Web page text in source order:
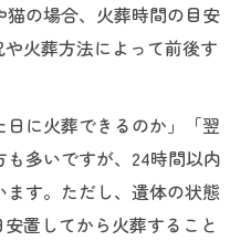
の場合、火葬時間の目安
火葬方法によって前後す
に火葬できるのか」「翌
多いですが、24時間以内
す。ただし、遺体の状態
置してから火葬すること